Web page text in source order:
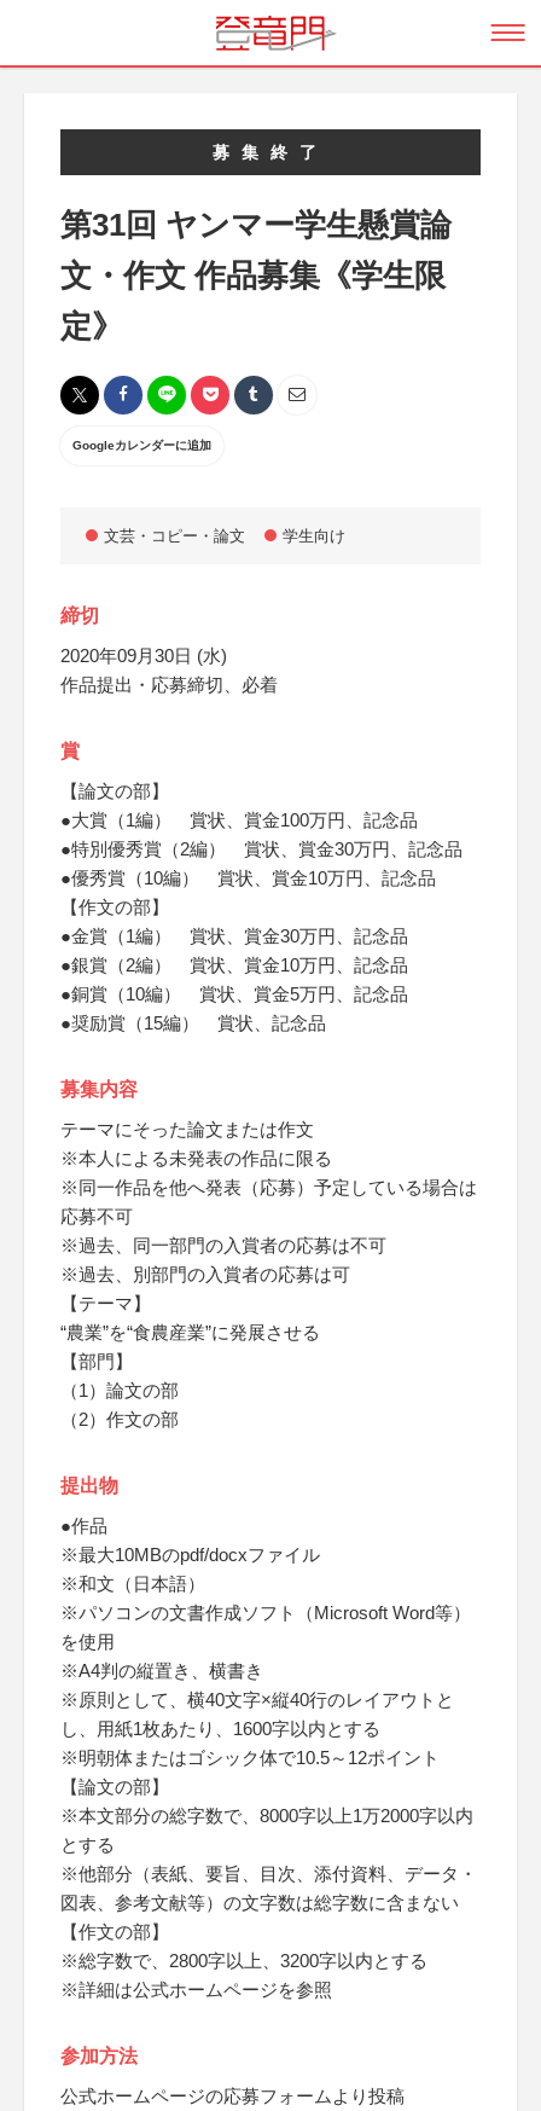
募集終了
第31回 ヤンマー学生懸賞論
文・作文 作品募集《学生限
定》
Googleカレンダーに追加
文芸・コピー・論文 学生向け
締切
2020年09月30日 (水)
作品提出・応募締切、必着
賞
【論文の部】
●大賞（1編） 賞状、賞金100万円、記念品
●特別優秀賞（2編） 賞状、賞金30万円、記念品
●優秀賞（10編） 賞状、賞金10万円、記念品
【作文の部】
●金賞（1編） 賞状、賞金30万円、記念品
●銀賞（2編） 賞状、賞金10万円、記念品
●銅賞（10編） 賞状、賞金5万円、記念品
●奨励賞（15編） 賞状、記念品
募集内容
テーマにそった論文または作文
※本人による未発表の作品に限る
※同一作品を他へ発表（応募）予定している場合は
応募不可
※過去、同一部門の入賞者の応募は不可
※過去、別部門の入賞者の応募は可
【テーマ】
“農業”を“食農産業”に発展させる
【部門】
（1）論文の部
（2）作文の部
提出物
●作品
※最大10MBのpdf/docxファイル
※和文（日本語）
※パソコンの文書作成ソフト（Microsoft Word等）
を使用
※A4判の縦置き、横書き
※原則として、横40文字×縦40行のレイアウトと
し、用紙1枚あたり、1600字以内とする
※明朝体またはゴシック体で10.5～12ポイント
【論文の部】
※本文部分の総字数で、8000字以上1万2000字以内
とする
※他部分（表紙、要旨、目次、添付資料、データ・
図表、参考文献等）の文字数は総字数に含まない
【作文の部】
※総字数で、2800字以上、3200字以内とする
※詳細は公式ホームページを参照
参加方法
公式ホームページの応募フォームより投稿